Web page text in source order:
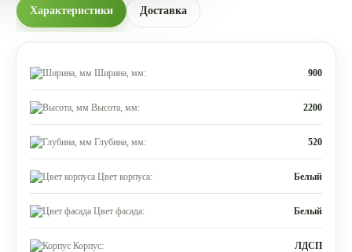
Характеристики Доставка
Ширина, мм: 900
Высота, мм: 2200
Глубина, мм: 520
Цвет корпуса: Белый
Цвет фасада: Белый
Корпус: ЛДСП